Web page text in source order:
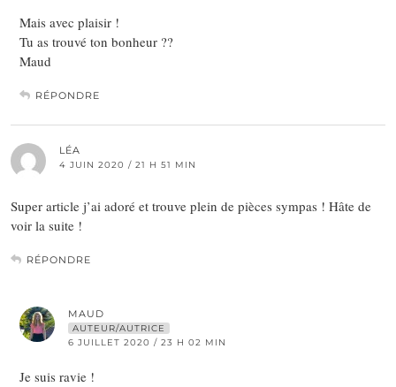
Mais avec plaisir !
Tu as trouvé ton bonheur ??
Maud
RÉPONDRE
LÉA
4 JUIN 2020 / 21 H 51 MIN
Super article j’ai adoré et trouve plein de pièces sympas ! Hâte de
voir la suite !
RÉPONDRE
MAUD
AUTEUR/AUTRICE
6 JUILLET 2020 / 23 H 02 MIN
Je suis ravie !